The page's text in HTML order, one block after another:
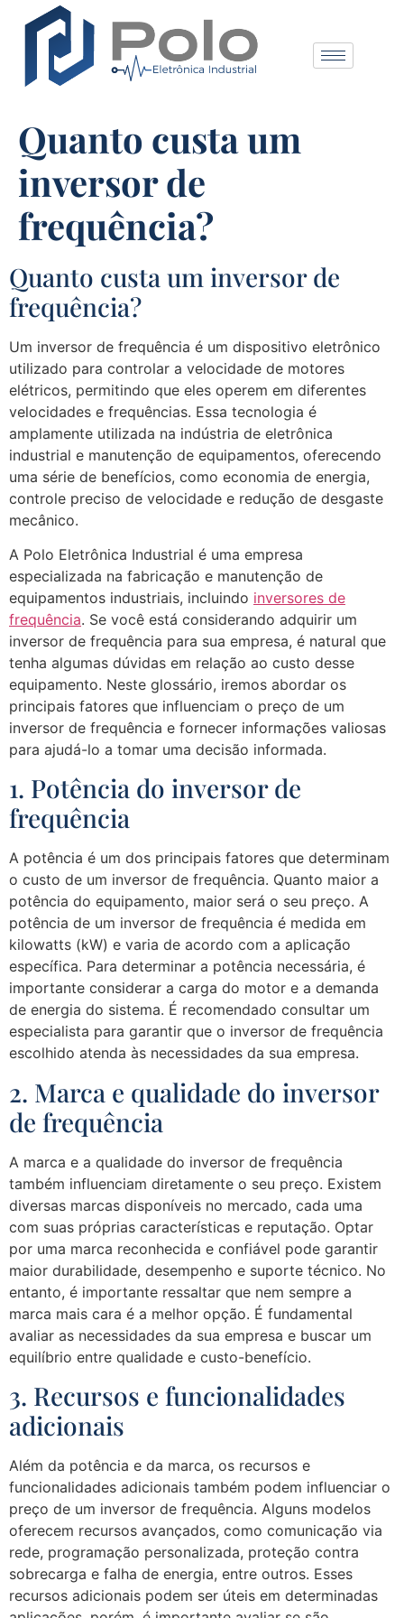
Quanto custa um
inversor de
frequência?
Quanto custa um inversor de
frequência?
Um inversor de frequência é um dispositivo eletrônico
utilizado para controlar a velocidade de motores
elétricos, permitindo que eles operem em diferentes
velocidades e frequências. Essa tecnologia é
amplamente utilizada na indústria de eletrônica
industrial e manutenção de equipamentos, oferecendo
uma série de benefícios, como economia de energia,
controle preciso de velocidade e redução de desgaste
mecânico.
A Polo Eletrônica Industrial é uma empresa
especializada na fabricação e manutenção de
equipamentos industriais, incluindo inversores de
frequência. Se você está considerando adquirir um
inversor de frequência para sua empresa, é natural que
tenha algumas dúvidas em relação ao custo desse
equipamento. Neste glossário, iremos abordar os
principais fatores que influenciam o preço de um
inversor de frequência e fornecer informações valiosas
para ajudá-lo a tomar uma decisão informada.
1. Potência do inversor de
frequência
A potência é um dos principais fatores que determinam
o custo de um inversor de frequência. Quanto maior a
potência do equipamento, maior será o seu preço. A
potência de um inversor de frequência é medida em
kilowatts (kW) e varia de acordo com a aplicação
específica. Para determinar a potência necessária, é
importante considerar a carga do motor e a demanda
de energia do sistema. É recomendado consultar um
especialista para garantir que o inversor de frequência
escolhido atenda às necessidades da sua empresa.
2. Marca e qualidade do inversor
de frequência
A marca e a qualidade do inversor de frequência
também influenciam diretamente o seu preço. Existem
diversas marcas disponíveis no mercado, cada uma
com suas próprias características e reputação. Optar
por uma marca reconhecida e confiável pode garantir
maior durabilidade, desempenho e suporte técnico. No
entanto, é importante ressaltar que nem sempre a
marca mais cara é a melhor opção. É fundamental
avaliar as necessidades da sua empresa e buscar um
equilíbrio entre qualidade e custo-benefício.
3. Recursos e funcionalidades
adicionais
Além da potência e da marca, os recursos e
funcionalidades adicionais também podem influenciar o
preço de um inversor de frequência. Alguns modelos
oferecem recursos avançados, como comunicação via
rede, programação personalizada, proteção contra
sobrecarga e falha de energia, entre outros. Esses
recursos adicionais podem ser úteis em determinadas